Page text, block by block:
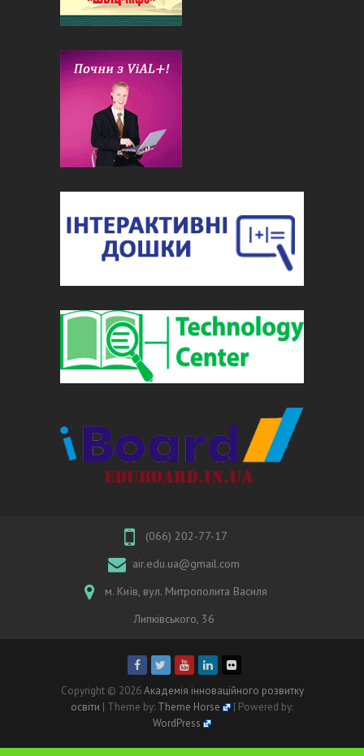
(066) 202-77-17
air.edu.ua@gmail.com
м. Київ, вул. Митрополита Василя
Липківського, 36
Copyright © 2026Академія інноваційного розвитку
освіти | Theme by: Theme Horse
| Powered by:
WordPress